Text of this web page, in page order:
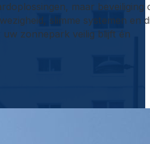
maar beveiliging
slimme systemen en
zonnepark veilig blijft én